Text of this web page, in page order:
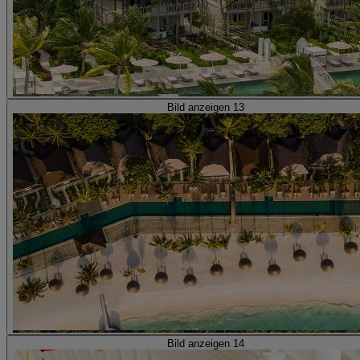
Bild anzeigen 13
Bild anzeigen 14